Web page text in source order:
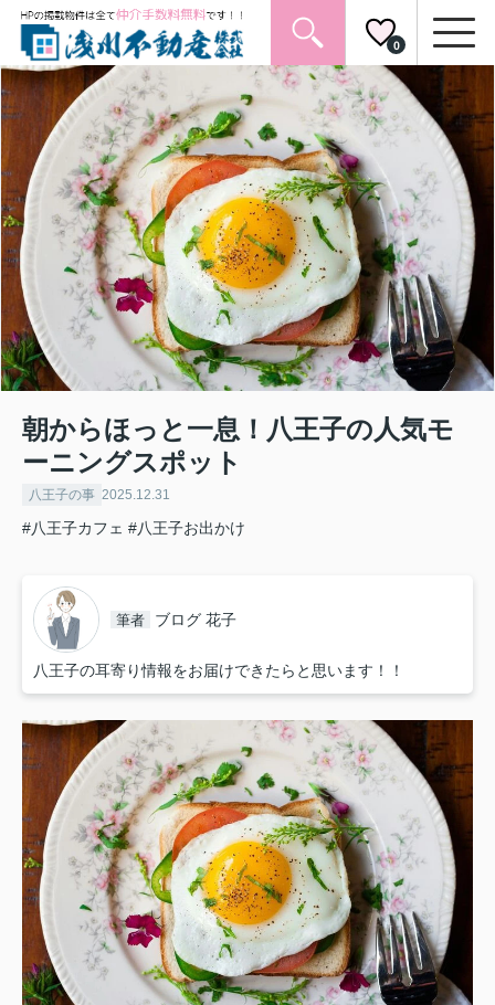
0
朝からほっと一息！八王子の人気モ
ーニングスポット
八王子の事 2025.12.31
#八王子カフェ #八王子お出かけ
筆者 ブログ 花子
八王子の耳寄り情報をお届けできたらと思います！！